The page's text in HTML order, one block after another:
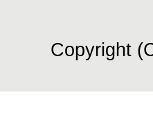
Copyright